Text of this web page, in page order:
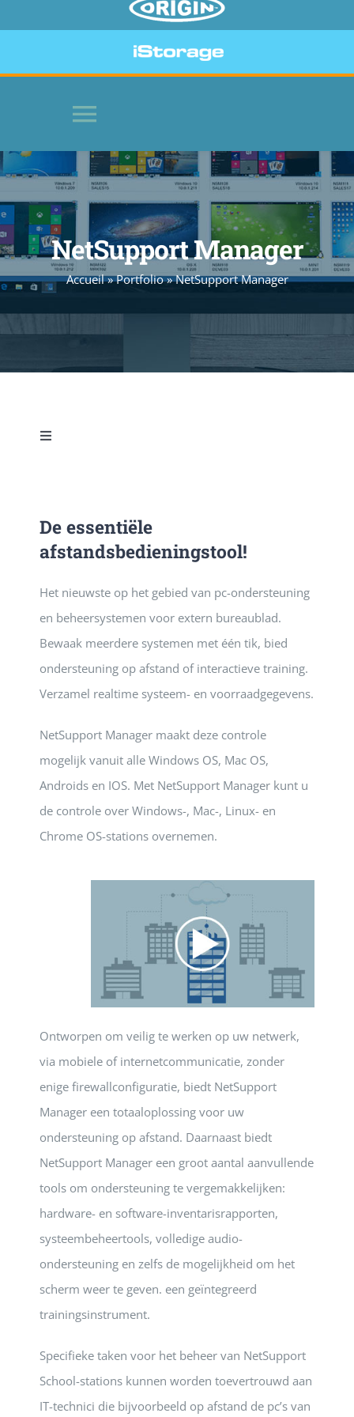
Toggle
Navigation
HOME
SOFTWARE
BEVEILIGDE APPARATEN
WEBSITE
PUBLICATIE
NetSupport Manager
Accueil»Portfolio»NetSupport Manager
Toggle
BROCHURE (PDF)
De essentiële
afstandsbedieningstool!
Het nieuwste op het gebied van pc-ondersteuning
en beheersystemen voor extern bureaublad.
Bewaak meerdere systemen met één tik, bied
ondersteuning op afstand of interactieve training.
Verzamel realtime systeem- en voorraadgegevens.
NetSupport Manager maakt deze controle
mogelijk vanuit alle Windows OS, Mac OS,
Androids en IOS. Met NetSupport Manager kunt u
de controle over Windows-, Mac-, Linux- en
Chrome OS-stations overnemen.
Ontworpen om veilig te werken op uw netwerk,
via mobiele of internetcommunicatie, zonder
enige firewallconfiguratie, biedt NetSupport
Manager een totaaloplossing voor uw
ondersteuning op afstand. Daarnaast biedt
NetSupport Manager een groot aantal aanvullende
tools om ondersteuning te vergemakkelijken:
hardware- en software-inventarisrapporten,
systeembeheertools, volledige audio-
ondersteuning en zelfs de mogelijkheid om het
scherm weer te geven. een geïntegreerd
trainingsinstrument.
Specifieke taken voor het beheer van NetSupport
School-stations kunnen worden toevertrouwd aan
IT-technici die bijvoorbeeld op afstand de pc’s van